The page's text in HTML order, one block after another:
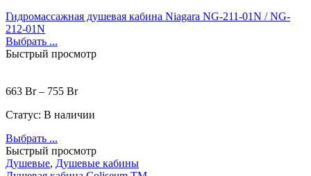
Гидромассажная душевая кабина Niagara NG-211-01N / NG-
212-01N
Выбрать ...
Быстрый просмотр
663 Br– 755 Br
Статус: В наличии
Выбрать ...
Быстрый просмотр
Душевые, Душевые кабины